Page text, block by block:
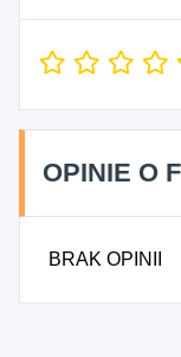
Data
- Instalowanie
wyposażenia,
zakresie
doradztwo
OPINIE O
BRAK OPINII